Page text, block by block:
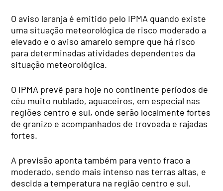
O aviso laranja é emitido pelo IPMA quando existe
uma situação meteorológica de risco moderado a
elevado e o aviso amarelo sempre que há risco
para determinadas atividades dependentes da
situação meteorológica.
O IPMA prevê para hoje no continente períodos de
céu muito nublado, aguaceiros, em especial nas
regiões centro e sul, onde serão localmente fortes
de granizo e acompanhados de trovoada e rajadas
fortes.
A previsão aponta também para vento fraco a
moderado, sendo mais intenso nas terras altas, e
descida a temperatura na região centro e sul.